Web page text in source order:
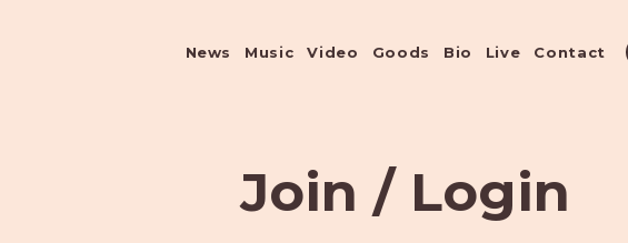
News Music Video Goods Bio Live Contact
Join / Login